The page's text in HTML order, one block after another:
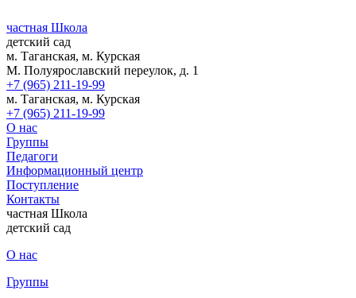
частная Школа
детский сад
м. Таганская, м. Курская
М. Полуярославский переулок, д. 1
+7 (965) 211-19-99
м. Таганская, м. Курская
+7 (965) 211-19-99
О нас
Группы
Педагоги
Информационный центр
Поступление
Контакты
частная Школа
детский сад
О нас
Группы